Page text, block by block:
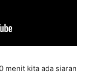
menit kita ada siaran